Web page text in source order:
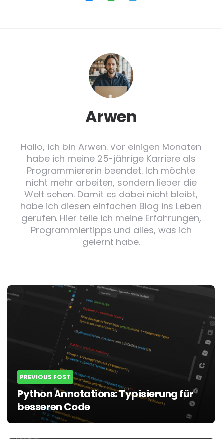
Arwen
Hallo, ich bin Arwen. Vor einigen Monaten
habe ich meine 25-jährige Karriere als
Programmiererin beendet. Ich möchte
nicht mehr arbeiten, sondern lieber die
Welt sehen. Damit es dabei nicht bleibt,
habe ich diesen einfachen Blog ins Leben
gerufen. Hier teile ich meine Erfahrungen,
Programmiertipps und alles, was ich
gelernt habe.
Post
navigation
PREVIOUS POST
Python Annotations: Typisierung für
besseren Code